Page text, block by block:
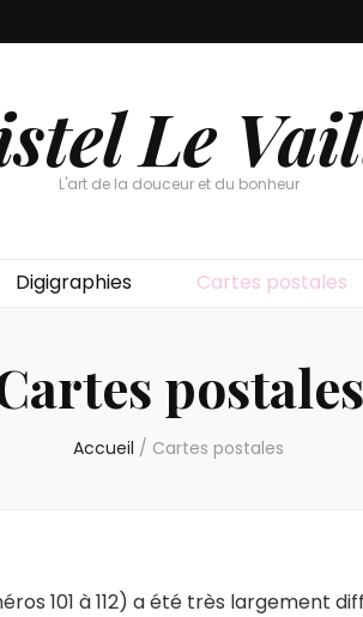
Le
L'art de la douceur et du bonheur
Digigraphies Cartes postales
postales
Accueil / Cartes postales
101 à 112) a été très largement